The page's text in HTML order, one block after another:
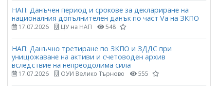
НАП: Данъчен период и срокове за деклариране на
националния допълнителен данък по част Vа на ЗКПО
17.07.2026 ЦУ на НАП 548
НАП: Данъчно третиране по ЗКПО и ЗДДС при
унищожаване на активи и счетоводен архив
вследствие на непреодолима сила
17.07.2026 ОУИ Велико Търново 555